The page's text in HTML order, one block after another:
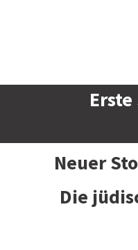
Neuer
Die